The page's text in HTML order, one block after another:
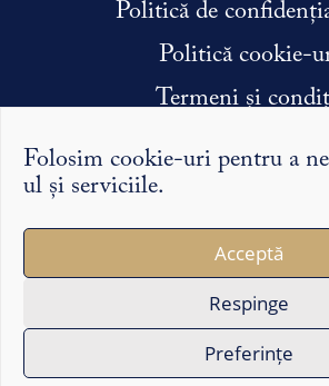
Folosim cookie-uri pentru a
ul și serviciile.
Acceptă
Respinge
Preferințe
Politică de
Politică cookie-
Termeni și
Condiții efectuare stagiu
Argumentele și punctele de vedere
îi reprezintă exclusiv pe autorii lor și
necesar opinia redacției sau a
Copyright ©2026